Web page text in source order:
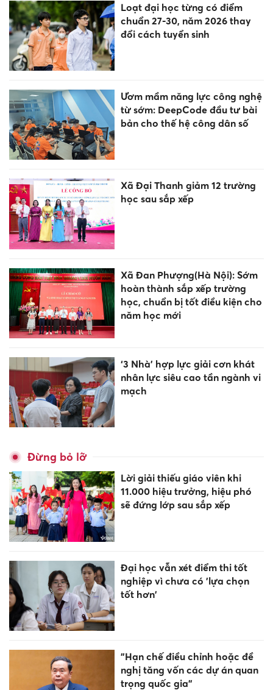
Loạt đại học từng có điểm
chuẩn 27-30, năm 2026 thay
đổi cách tuyển sinh
Ươm mầm năng lực công nghệ
từ sớm: DeepCode đầu tư bài
bản cho thế hệ công dân số
Xã Đại Thanh giảm 12 trường
học sau sắp xếp
Xã Đan Phượng(Hà Nội): Sớm
hoàn thành sắp xếp trường
học, chuẩn bị tốt điều kiện cho
năm học mới
‘3 Nhà’ hợp lực giải cơn khát
nhân lực siêu cao tần ngành vi
mạch
Đừng bỏ lỡ
Lời giải thiếu giáo viên khi
11.000 hiệu trưởng, hiệu phó
sẽ đứng lớp sau sắp xếp
Đại học vẫn xét điểm thi tốt
nghiệp vì chưa có 'lựa chọn
tốt hơn'
"Hạn chế điều chỉnh hoặc đề
nghị tăng vốn các dự án quan
trọng quốc gia"